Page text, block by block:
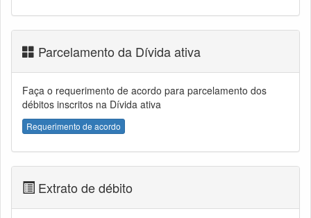
Parcelamento da Dívida ativa
Faça o requerimento de acordo para parcelamento dos
débitos inscritos na Dívida ativa
Requerimento de acordo
Extrato de débito